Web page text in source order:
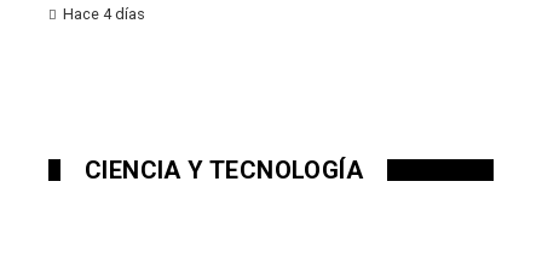
Hace 4 días
CIENCIA Y TECNOLOGÍA